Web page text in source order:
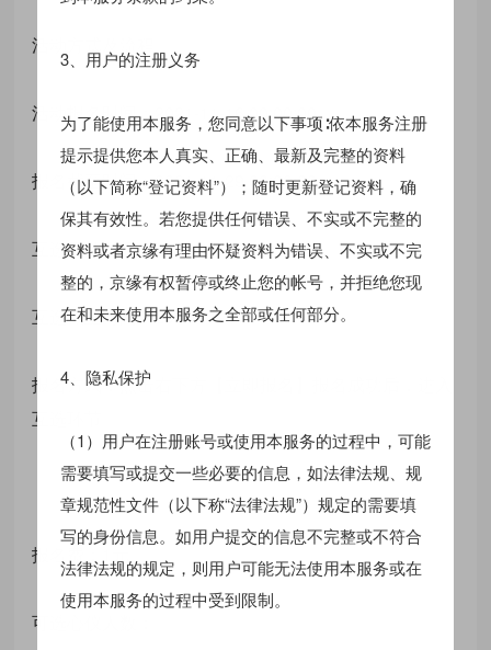
活动方式及流程
活动报名时间：2021-11-16 00:00:00
报名截至时间：2021-11-29 00:00:00
互选开始时间：2021-11-20 00:00:00
互选截至时间：2022-11-30 00:00:00
报名方式：点击右下方【立即报名】报名成功后，进入
互选环节。
报名费：1元
可选心仪人数：
3、用户的注册义务
为了能使用本服务，您同意以下事项∶依本服务注册
提示提供您本人真实、正确、最新及完整的资料
（以下简称“登记资料”）；随时更新登记资料，确
保其有效性。若您提供任何错误、不实或不完整的
资料或者京缘有理由怀疑资料为错误、不实或不完
整的，京缘有权暂停或终止您的帐号，并拒绝您现
在和未来使用本服务之全部或任何部分。
4、隐私保护
（1）用户在注册账号或使用本服务的过程中，可能
需要填写或提交一些必要的信息，如法律法规、规
章规范性文件（以下称“法律法规”）规定的需要填
写的身份信息。如用户提交的信息不完整或不符合
法律法规的规定，则用户可能无法使用本服务或在
使用本服务的过程中受到限制。